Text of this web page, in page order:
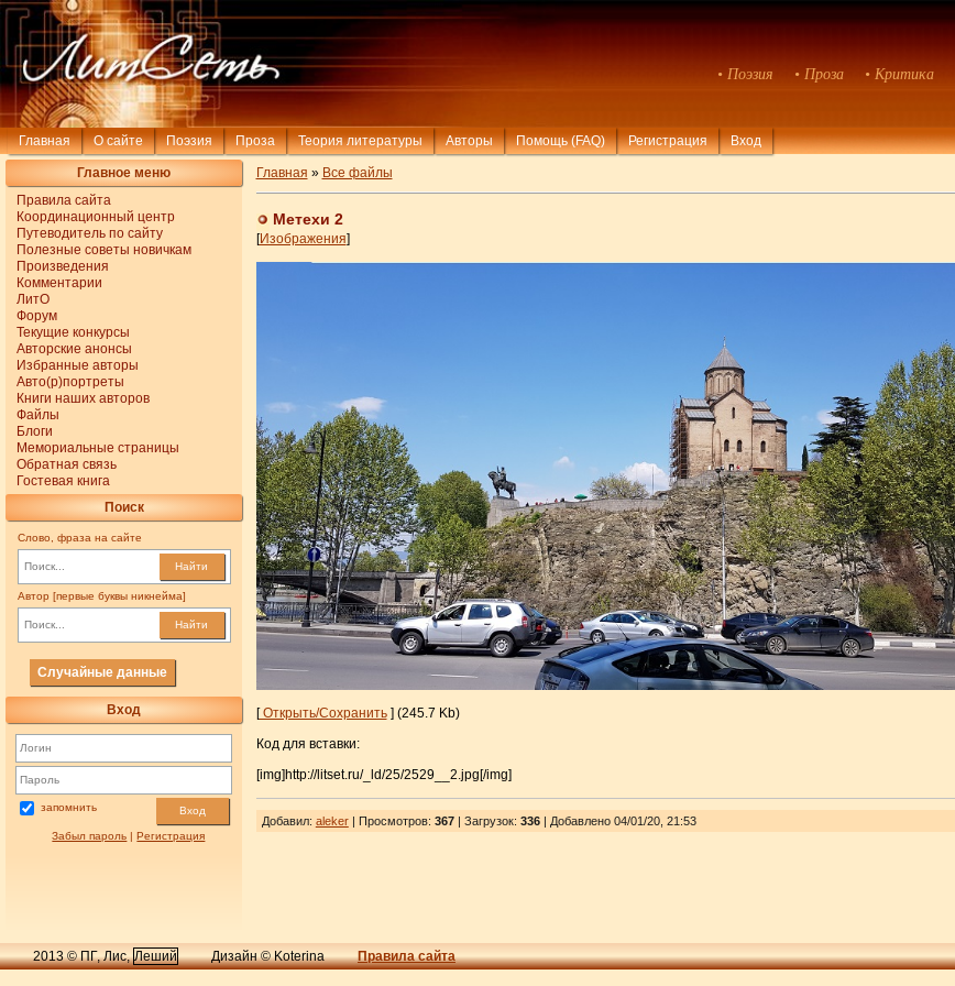
• Поэзия • Проза • Критика
Главная О сайте Поэзия Проза Теория литературы Авторы Помощь (FAQ) Регистрация Вход
Главное меню
Правила сайта
Координационный центр
Путеводитель по сайту
Полезные советы новичкам
Произведения
Комментарии
ЛитО
Форум
Текущие конкурсы
Авторские анонсы
Избранные авторы
Авто(р)портреты
Книги наших авторов
Файлы
Блоги
Мемориальные страницы
Обратная связь
Гостевая книга
Поиск
Слово, фраза на сайте
Найти
Автор [первые буквы никнейма]
Найти
Случайные данные
Вход
запомнить Вход
Забыл пароль |Регистрация
Главная » Все файлы
Метехи 2
[Изображения]
[Открыть/Сохранить] (245.7 Kb)
Код для вставки:
[img]http://litset.ru/_ld/25/2529__2.jpg[/img]
Добавил: aleker| Просмотров: 367| Загрузок: 336| Добавлено 04/01/20, 21:53
2013 © ПГ, Лис,Леший Дизайн © Koterina Правила сайта